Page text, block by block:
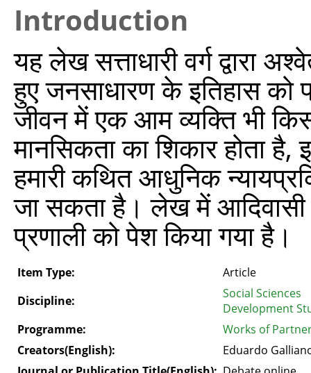
Introduction
यह लेख सत्ताधारी वर्ग द्वारा
हुए जनसाधारण के इतिहास को
जीवन में एक आम व्यक्ति भी
मानसिकता का शिकार होता
हमारी कथित आधुनिक
जा सकता है। लेख में आदिवासी
प्रणाली को पेश किया गया है।
Item Type:
Article
Discipline:
Social Sciences
Development
Programme:
Works of
Creators(English):
Eduardo